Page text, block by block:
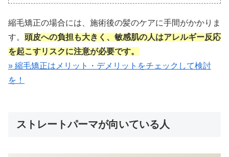
縮毛矯正の場合には、施術後の髪のケアに手間がかかりま
す。 頭皮への負担も大きく、敏感肌の人はアレルギー反応
を起こすリスクに注意が必要です。
» 縮毛矯正はメリット・デメリットをチェックして検討
を！
ストレートパーマが向いている人